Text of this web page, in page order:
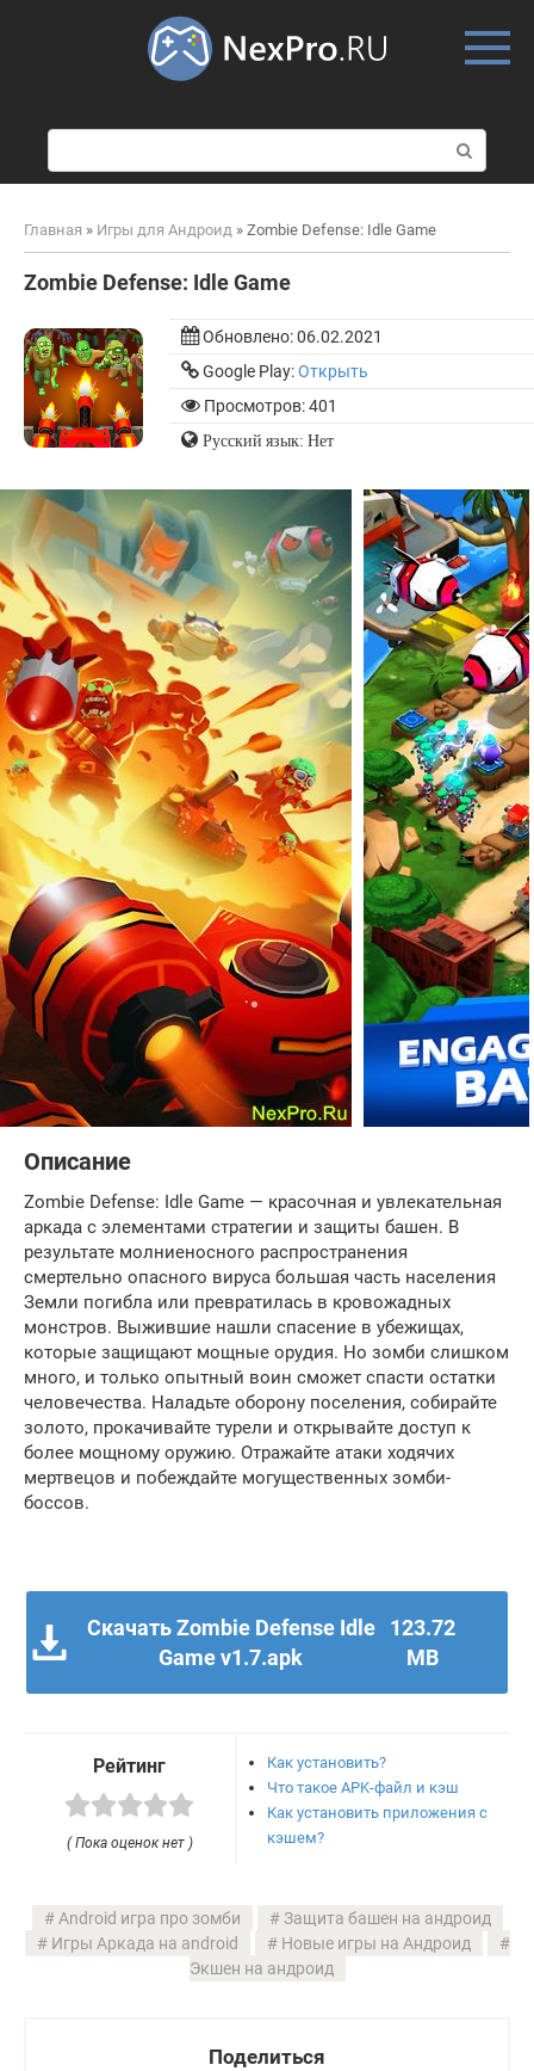
о
и
к
Главная » Игры для Андроид » Zombie Defense: Idle Game
Zombie Defense: Idle Game
Обновлено:06.02.2021
Google Play:Открыть
Просмотров: 401
Русский язык: Нет
Описание
Zombie Defense: Idle Game — красочная и увлекательная
аркада с элементами стратегии и защиты башен. В
результате молниеносного распространения
смертельно опасного вируса большая часть населения
Земли погибла или превратилась в кровожадных
монстров. Выжившие нашли спасение в убежищах,
которые защищают мощные орудия. Но зомби слишком
много, и только опытный воин сможет спасти остатки
человечества. Наладьте оборону поселения, собирайте
золото, прокачивайте турели и открывайте доступ к
более мощному оружию. Отражайте атаки ходячих
мертвецов и побеждайте могущественных зомби-
боссов.
Скачать Zombie Defense Idle
Game v1.7.apk
123.72
MB
Рейтинг
( Пока оценок нет )
Как установить?
Что такое APK-файл и кэш
Как установить приложения с
кэшем?
Android игра про зомби
Защита башен на андроид
Игры Аркада на android
Новые игры на Андроид
Экшен на андроид
Поделиться